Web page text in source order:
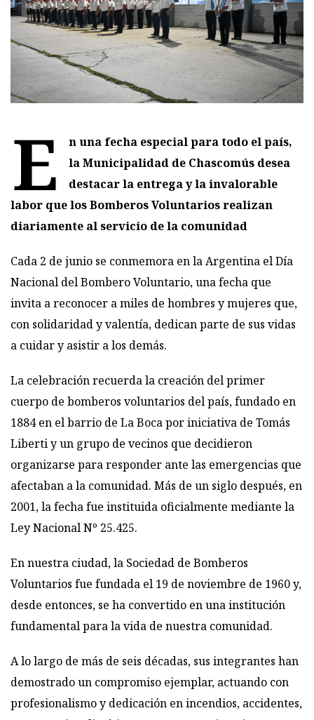
E
n una fecha especial para todo el país,
la Municipalidad de Chascomús desea
destacar la entrega y la invalorable
labor que los Bomberos Voluntarios realizan
diariamente al servicio de la comunidad
Cada 2 de junio se conmemora en la Argentina el Día
Nacional del Bombero Voluntario, una fecha que
invita a reconocer a miles de hombres y mujeres que,
con solidaridad y valentía, dedican parte de sus vidas
a cuidar y asistir a los demás.
La celebración recuerda la creación del primer
cuerpo de bomberos voluntarios del país, fundado en
1884 en el barrio de La Boca por iniciativa de Tomás
Liberti y un grupo de vecinos que decidieron
organizarse para responder ante las emergencias que
afectaban a la comunidad. Más de un siglo después, en
2001, la fecha fue instituida oficialmente mediante la
Ley Nacional Nº 25.425.
En nuestra ciudad, la Sociedad de Bomberos
Voluntarios fue fundada el 19 de noviembre de 1960 y,
desde entonces, se ha convertido en una institución
fundamental para la vida de nuestra comunidad.
A lo largo de más de seis décadas, sus integrantes han
demostrado un compromiso ejemplar, actuando con
profesionalismo y dedicación en incendios, accidentes,